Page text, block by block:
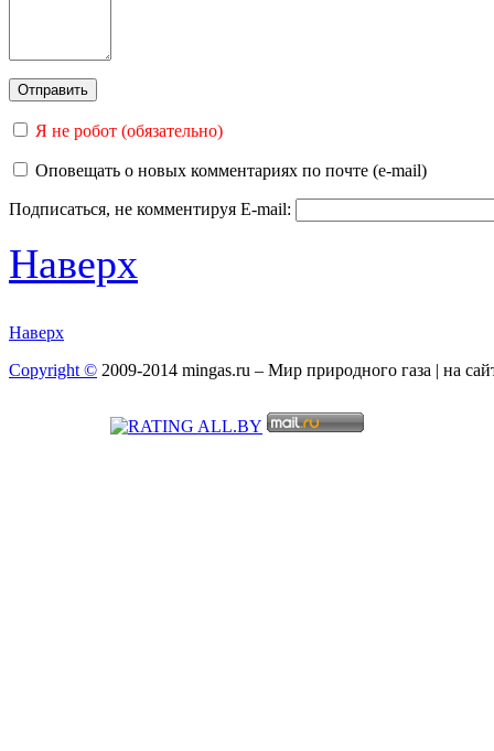
Я не робот (обязательно)
Оповещать о новых комментариях по почте (e-mail)
Подписаться, не комментируя E-mail:
Наверх
Наверх
Copyright © 2009-2014 mingas.ru – Мир природного газа | на